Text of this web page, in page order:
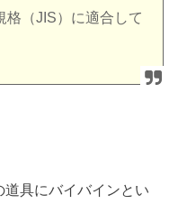
格（JIS）に適合して
具にバイバインとい